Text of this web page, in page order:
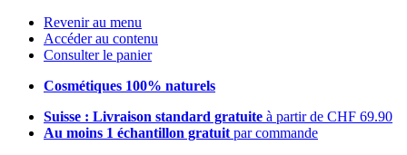
Revenir au menu
Accéder au contenu
Consulter le panier
Cosmétiques 100% naturels
Suisse : Livraison standard gratuite à partir de CHF 69.90
Au moins 1 échantillon gratuit par commande